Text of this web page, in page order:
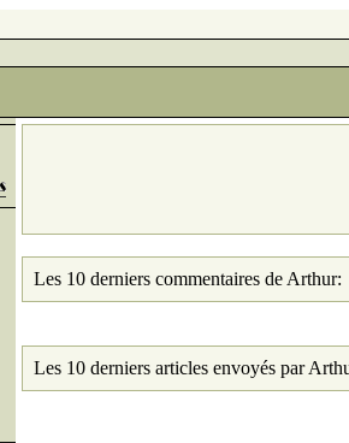
Les 10 derniers commentaires de Arthur:
Les 10 derniers articles envoyés par